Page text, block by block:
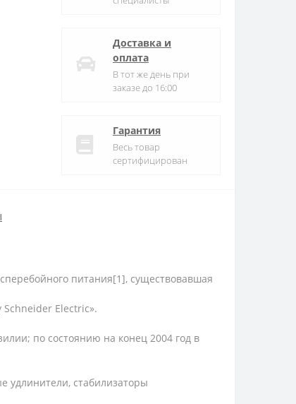
Доставка и
оплата
В тот же день при
заказе до 16:00
Гарантия
Весь товар
сертифицирован
питания[1], существовавшая
Schneider Electric».
по состоянию на конец 2004 год в
удлинители, стабилизаторы